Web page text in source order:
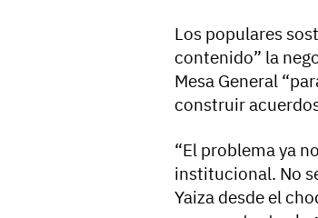
Los populares
contenido” la
Mesa General
construir
“El problema ya
institucional. No
Yaiza desde el